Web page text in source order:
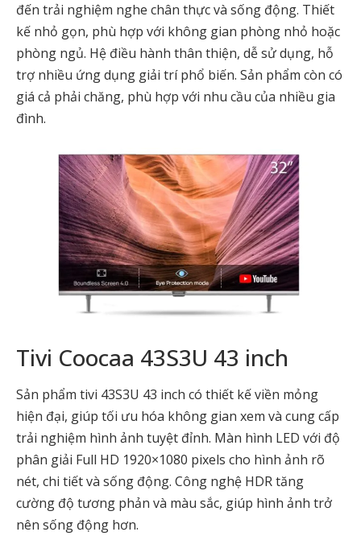
đến trải nghiệm nghe chân thực và sống động. Thiết
kế nhỏ gọn, phù hợp với không gian phòng nhỏ hoặc
phòng ngủ. Hệ điều hành thân thiện, dễ sử dụng, hỗ
trợ nhiều ứng dụng giải trí phổ biến. Sản phẩm còn có
giá cả phải chăng, phù hợp với nhu cầu của nhiều gia
đình.
Tivi Coocaa 43S3U 43 inch
Sản phẩm tivi 43S3U 43 inch có thiết kế viền mỏng
hiện đại, giúp tối ưu hóa không gian xem và cung cấp
trải nghiệm hình ảnh tuyệt đỉnh. Màn hình LED với độ
phân giải Full HD 1920×1080 pixels cho hình ảnh rõ
nét, chi tiết và sống động. Công nghệ HDR tăng
cường độ tương phản và màu sắc, giúp hình ảnh trở
nên sống động hơn.